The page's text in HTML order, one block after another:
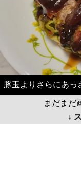
豚玉よりさらにあっ
まだまだ
↓